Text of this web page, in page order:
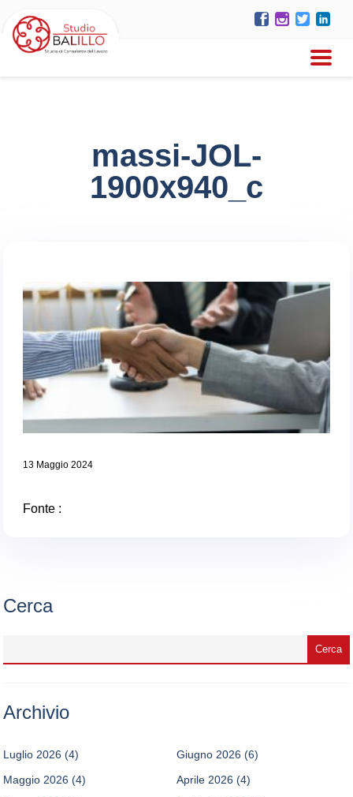
massi-JOL-
1900x940_c
13 Maggio 2024
Fonte :
Cerca
Archivio
Luglio 2026 (4) Giugno 2026 (6)
Maggio 2026 (4) Aprile 2026 (4)